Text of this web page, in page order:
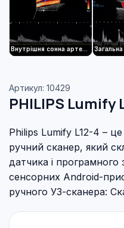
Артикул: 10429
PHILIPS Lumify
Philips Lumify L12-4 –
ручний сканер, який
датчика і програмного
сенсорних Android-
ручного УЗ-сканера: